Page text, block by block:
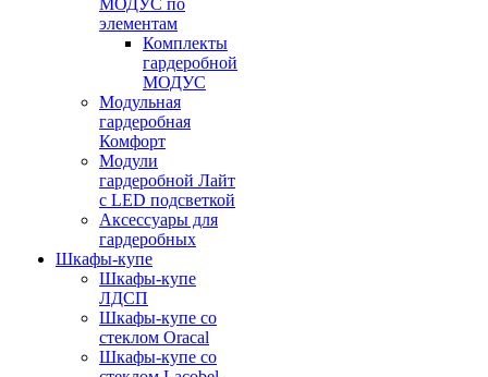
МОДУС по
элементам
Комплекты
гардеробной
МОДУС
Модульная
гардеробная
Комфорт
Модули
гардеробной Лайт
с LED подсветкой
Аксессуары для
гардеробных
Шкафы-купе
Шкафы-купе
ЛДСП
Шкафы-купе со
стеклом Oracal
Шкафы-купе со